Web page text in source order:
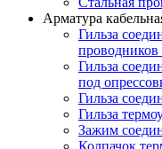
Арматура
Гильза
проводников
Гильза
под
Гильза
Гильза
Зажим
Колпачок